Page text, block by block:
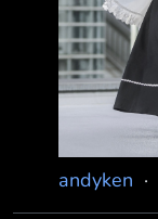
andyken ·